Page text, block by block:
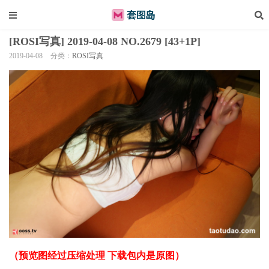
[ROSI写真] 2019-04-08 NO.2679 [43+1P]
2019-04-08 分类： ROSI写真
（预览图经过压缩处理 下载包内是原图）